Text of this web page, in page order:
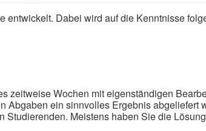
entwickelt. Dabei wird auf die Kenntnisse
zeitweise Wochen mit eigenständigen
Abgaben ein sinnvolles Ergebnis abgeliefert
Studierenden. Meistens haben Sie die